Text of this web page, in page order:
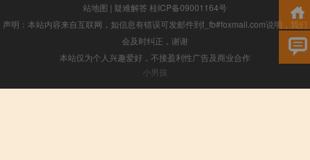
站地图 | 疑难解答 桂ICP备09001164号
声明：本站内容来自互联网，如信息有错误可发邮件到f_fb#foxmail.com说明，我们
会及时纠正，谢谢
本站仅为个人兴趣爱好，不接盈利性广告及商业合作
小男孩